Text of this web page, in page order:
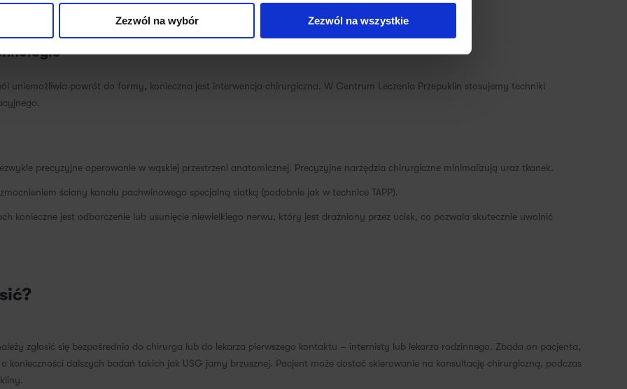
Zezwól na wybór Zezwól na wszystkie
zapalny.
pacjenta.
uniemożliwia powrót do formy, konieczna jest interwencja chirurgiczna. W Centrum Leczenia Przepuklin stosujemy techniki
precyzyjne operowanie w wąskiej przestrzeni anatomicznej. Precyzyjne narzędzia chirurgiczne minimalizują uraz tkanek.
ściany kanału pachwinowego specjalną siatką (podobnie jak w technice TAPP).
konieczne jest odbarczenie lub usunięcie niewielkiego nerwu, który jest drażniony przez ucisk, co pozwala skutecznie uwolnić
zgłosić się bezpośrednio do chirurga lub do lekarza pierwszego kontaktu – internisty lub lekarza rodzinnego. Zbada on pacjenta,
konieczności dalszych badań takich jak USG jamy brzusznej. Pacjent może dostać skierowanie na konsultację chirurgiczną, podczas